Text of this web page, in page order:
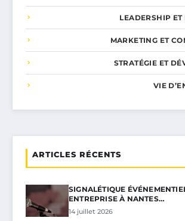
LEADERSHIP
MARKETING ET
STRATÉGIE ET
VIE
ARTICLES RÉCENTS
SIGNALÉTIQUE
ENTREPRISE À NANTES…
14 juillet 2026